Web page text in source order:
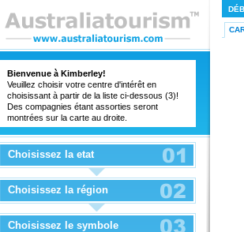
Bienvenue à Kimberley!
Veuillez choisir votre centre d'intérêt en
choisissant à partir de la liste ci-dessous (3)!
Des compagnies étant assorties seront
montrées sur la carte au droite.
Choisissez la etat
Choisissez la région
Choisissez le symbole